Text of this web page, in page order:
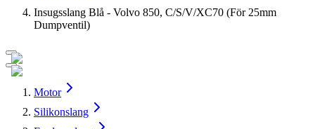
Insugsslang Blå - Volvo 850, C/S/V/XC70 (För 25mm
Dumpventil)
Motor
Silikonslang